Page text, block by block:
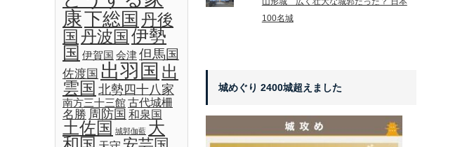
康下総国 丹後
国 丹波国 伊勢
国 伊賀国 会津但馬国
佐渡国 出羽国 出
雲国 北勢四十八家
南方三十三館古代城柵
名勝 周防国 和泉国
土佐国 城郭伽藍 大
100名城
城めぐり 2400城超えました